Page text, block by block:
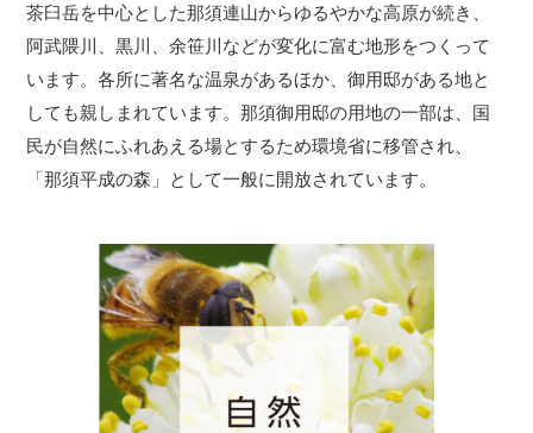
茶臼岳を中心とした那須連山からゆるやかな高原が続き、
阿武隈川、黒川、余笹川などが変化に富む地形をつくって
います。各所に著名な温泉があるほか、御用邸がある地と
しても親しまれています。那須御用邸の用地の一部は、国
民が自然にふれあえる場とするため環境省に移管され、
「那須平成の森」として一般に開放されています。